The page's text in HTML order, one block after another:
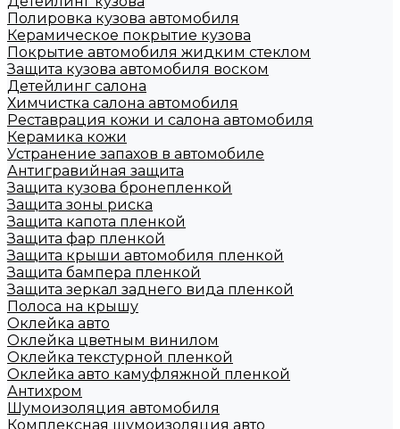
Полировка кузова автомобиля
Керамическое покрытие кузова
Покрытие автомобиля жидким стеклом
Защита кузова автомобиля воском
Детейлинг салона
Химчистка салона автомобиля
Реставрация кожи и салона автомобиля
Керамика кожи
Устранение запахов в автомобиле
Антигравийная защита
Защита кузова бронепленкой
Защита зоны риска
Защита капота пленкой
Защита фар пленкой
Защита крыши автомобиля пленкой
Защита бампера пленкой
Защита зеркал заднего вида пленкой
Полоса на крышу
Оклейка авто
Оклейка цветным винилом
Оклейка текстурной пленкой
Оклейка авто камуфляжной пленкой
Антихром
Шумоизоляция автомобиля
Комплексная шумоизоляция авто